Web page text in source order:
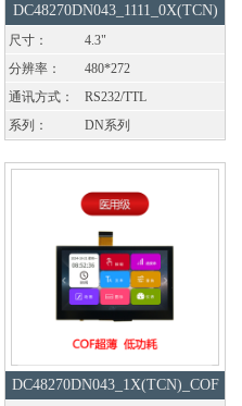
DC48270DN043_1111_0X(TCN)
4.3"
尺寸：
480*272
分辨率：
RS232/TTL
通讯方式：
DN系列
系列：
DC48270DN043_1X(TCN)_COF